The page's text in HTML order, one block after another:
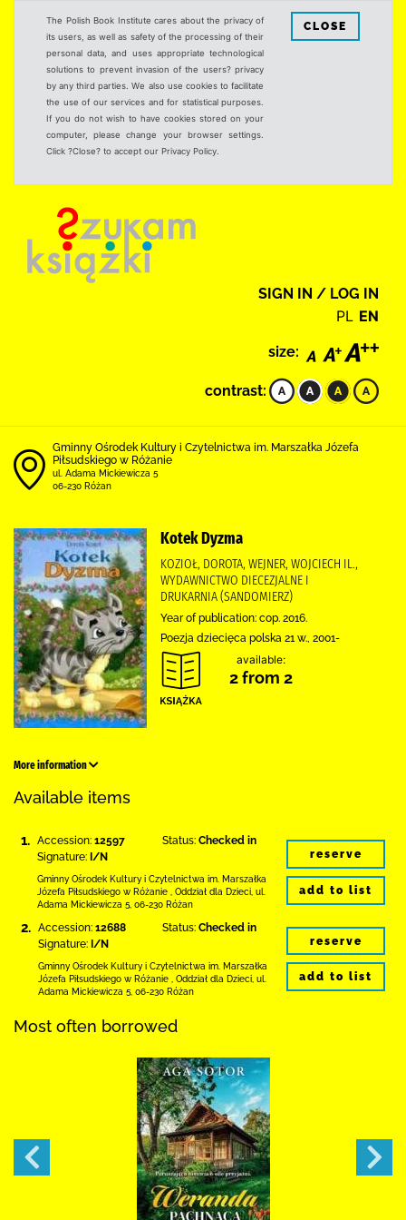
The Polish Book Institute cares about the privacy of
its users, as well as safety of the processing of their
personal data, and uses appropriate technological
solutions to prevent invasion of the users? privacy
by any third parties. We also use cookies to facilitate
the use of our services and for statistical purposes.
If you do not wish to have cookies stored on your
computer, please change your browser settings.
Click ?Close? to accept our Privacy Policy.
CLOSE
SIGN IN / LOG IN
PL EN
size:
contrast:
Gminny Ośrodek Kultury i Czytelnictwa im. Marszałka Józefa
Piłsudskiego w Różanie
ul. Adama Mickiewicza 5
06-230 Różan
Kotek Dyzma
KOZIOŁ, DOROTA, WEJNER, WOJCIECH IL.,
WYDAWNICTWO DIECEZJALNE I
DRUKARNIA (SANDOMIERZ)
Year of publication: cop. 2016.
Poezja dziecięca polska 21 w., 2001-
available:
2 from 2
More information
Available items
1. Accession: 12597
Signature: I/N
Status: Checked in
Gminny Ośrodek Kultury i Czytelnictwa im. Marszałka
Józefa Piłsudskiego w Różanie
Oddział dla Dzieci, ul.
Adama Mickiewicza 5 06-230 Różan
reserve
add to list
2. Accession: 12688
Signature: I/N
Status: Checked in
Gminny Ośrodek Kultury i Czytelnictwa im. Marszałka
Józefa Piłsudskiego w Różanie
Oddział dla Dzieci, ul.
Adama Mickiewicza 5 06-230 Różan
reserve
add to list
Most often borrowed